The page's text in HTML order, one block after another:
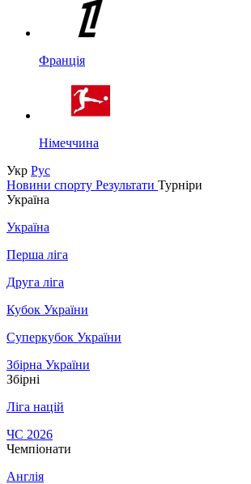
Франція
Німеччина
Укр Рус
Новини спорту Результати Турніри
Україна
Україна
Перша ліга
Друга ліга
Кубок України
Суперкубок України
Збірна України
Збірні
Ліга націй
ЧС 2026
Чемпіонати
Англія